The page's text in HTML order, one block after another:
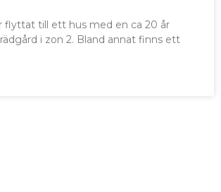
flyttat till ett hus med en ca 20 år
i zon 2. Bland annat finns ett